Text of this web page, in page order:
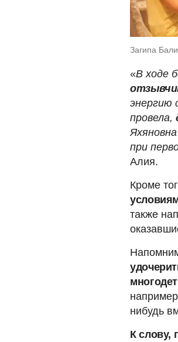
Загипа
«В ходе
энергию
провела,
Яхяновна
при
Алия.
Кроме
также
нибудь
К слову,